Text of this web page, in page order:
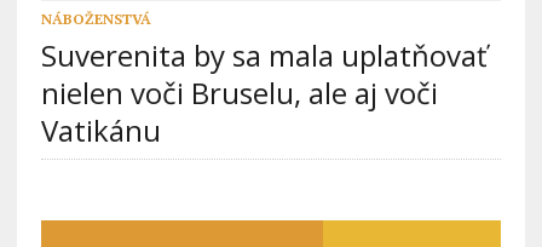
NÁBOŽENSTVÁ
Suverenita by sa mala uplatňovať
nielen voči Bruselu, ale aj voči
Vatikánu